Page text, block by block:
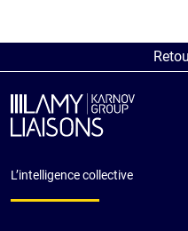
L’intelligence collective